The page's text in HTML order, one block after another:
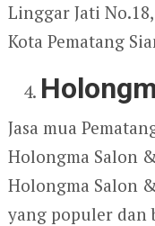
Linggar Jati
Kota Pematang
Jasa mua
Holongma Salon
Holongma Salon
yang populer dan